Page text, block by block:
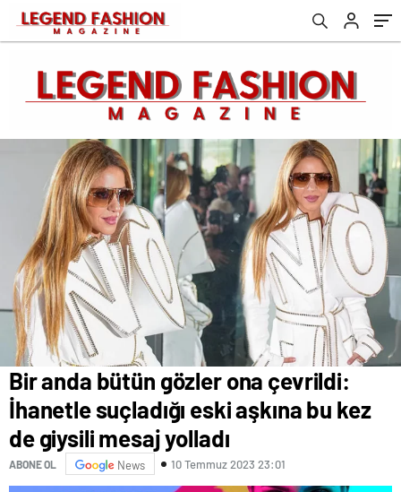
yolladı
Bir anda bütün gözler ona çevrildi:
İhanetle suçladığı eski aşkına bu kez
de giysili mesaj yolladı
ABONE OL News 10 Temmuz 2023 23:01